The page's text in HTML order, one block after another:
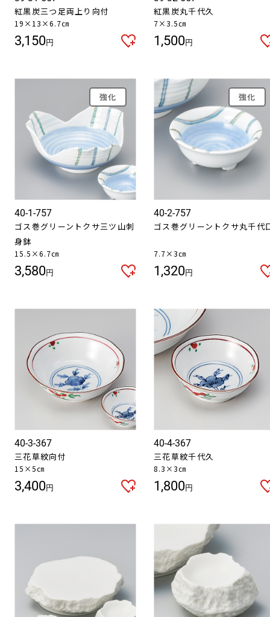
紅黒炭三つ足両上り向付
19×13×6.7㎝
3,150円
紅黒炭丸千代久
7×3.5㎝
1,500円
強化
40-1-757
ゴス巻グリーントクサ三ツ山刺
身鉢
15.5×6.7㎝
3,580円
強化
40-2-757
ゴス巻グリーントクサ丸千代
7.7×3㎝
1,320円
40-3-367
三花草紋向付
15×5㎝
3,400円
40-4-367
三花草紋千代久
8.3×3㎝
1,800円